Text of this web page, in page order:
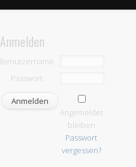
Anmelden
Benutzername
Passwort
Angemeldet
bleiben
Passwort
vergessen?